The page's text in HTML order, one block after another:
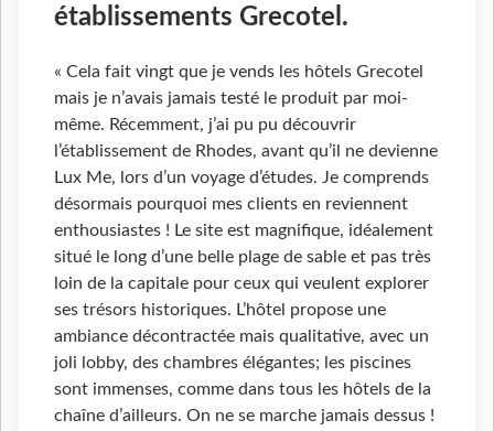
établissements Grecotel.
« Cela fait vingt que je vends les hôtels Grecotel
mais je n’avais jamais testé le produit par moi-
même. Récemment, j’ai pu pu découvrir
l’établissement de Rhodes, avant qu’il ne devienne
Lux Me, lors d’un voyage d’études. Je comprends
désormais pourquoi mes clients en reviennent
enthousiastes ! Le site est magnifique, idéalement
situé le long d’une belle plage de sable et pas très
loin de la capitale pour ceux qui veulent explorer
ses trésors historiques. L’hôtel propose une
ambiance décontractée mais qualitative, avec un
joli lobby, des chambres élégantes; les piscines
sont immenses, comme dans tous les hôtels de la
chaîne d’ailleurs. On ne se marche jamais dessus !